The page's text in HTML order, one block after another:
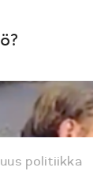
politiikka